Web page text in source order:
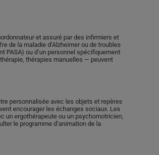
et assuré par des infirmiers et
de la maladie d’Alzheimer ou de troubles
PASA) ou d’un personnel spécifiquement
thérapies manuelles — peuvent
personnalisée avec les objets et repères
encourager les échanges sociaux. Les
un ergothérapeute ou un psychomotricien,
le programme d’animation de la